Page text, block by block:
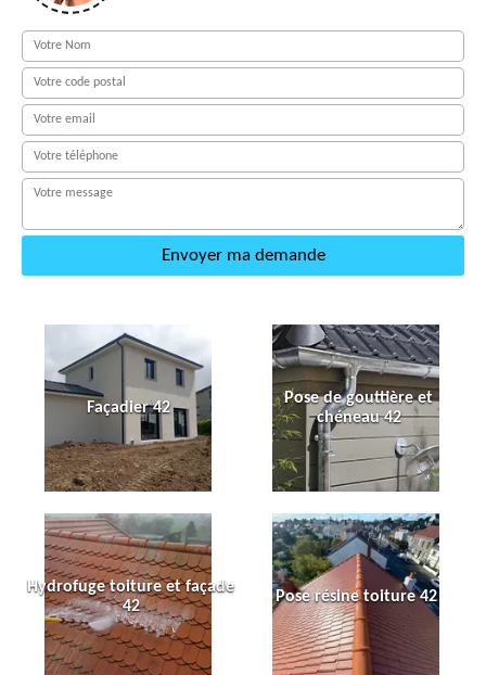
Façadier 42
Pose de gouttière et
chéneau 42
Hydrofuge toiture et façade
42
Pose résine toiture 42